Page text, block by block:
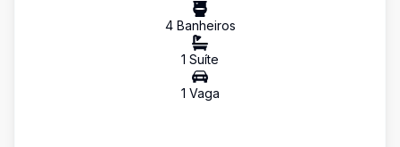
4Banheiros
1 Suíte
1 Vaga